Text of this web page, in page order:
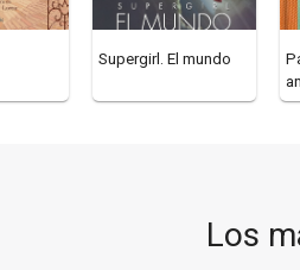
Supergirl. El mundo
Los